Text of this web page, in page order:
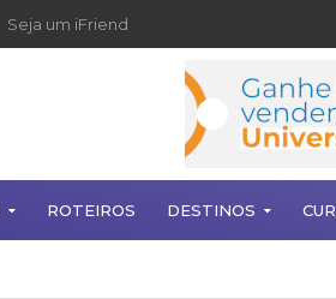
Seja um iFriend
ROTEIROS DESTINOS